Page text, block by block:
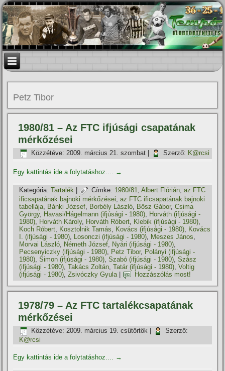
Petz Tibor
1980/81 – Az FTC ifjúsági csapatának
mérkőzései
Közzétéve: 2009. március 21. szombat Szerző: K@rcsi
Egy kattintás ide a folytatáshoz.... →
Kategória: Tartalék | Címke: 1980/81,Albert Flórián,az FTC
ificsapatának bajnoki mérkőzései,az FTC ificsapatának bajnoki
tabellája, Bánki József, Borbély László, Bősz Gábor,Csima
György, Havasi/Hágelmann (ifjúsági - 1980), Horváth (ifjúsági -
1980), Horváth Károly, Horváth Róbert, Klebik (ifjúsági - 1980),
Koch Róbert, Kosztolnik Tamás, Kovács (ifjúsági - 1980), Kovács
I. (ifjúsági - 1980), Losonczi (ifjúsági - 1980), Meszes János,
Morvai László, Németh József, Nyári (ifjúsági - 1980),
Pecsenyiczky (ifjúsági - 1980), Petz Tibor, Polányi (ifjúsági -
1980),Simon (ifjúsági - 1980),Szabó (ifjúsági - 1980),Szász
(ifjúsági - 1980),Takács Zoltán,Tatár (ifjúsági - 1980),Voltig
(ifjúsági - 1980),Zsivóczky Gyula| Hozzászólás most!
1978/79 – Az FTC tartalékcsapatának
mérkőzései
Közzétéve: 2009. március 19. csütörtök
Szerző:
K@rcsi
Egy kattintás ide a folytatáshoz.... →